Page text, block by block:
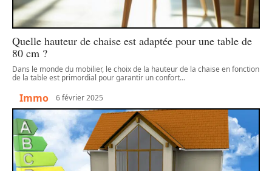
Quelle hauteur de chaise est adaptée pour une table de
80 cm ?
Dans le monde du mobilier, le choix de la hauteur de la chaise en fonction
de la table est primordial pour garantir un confort…
Immo 6 février 2025